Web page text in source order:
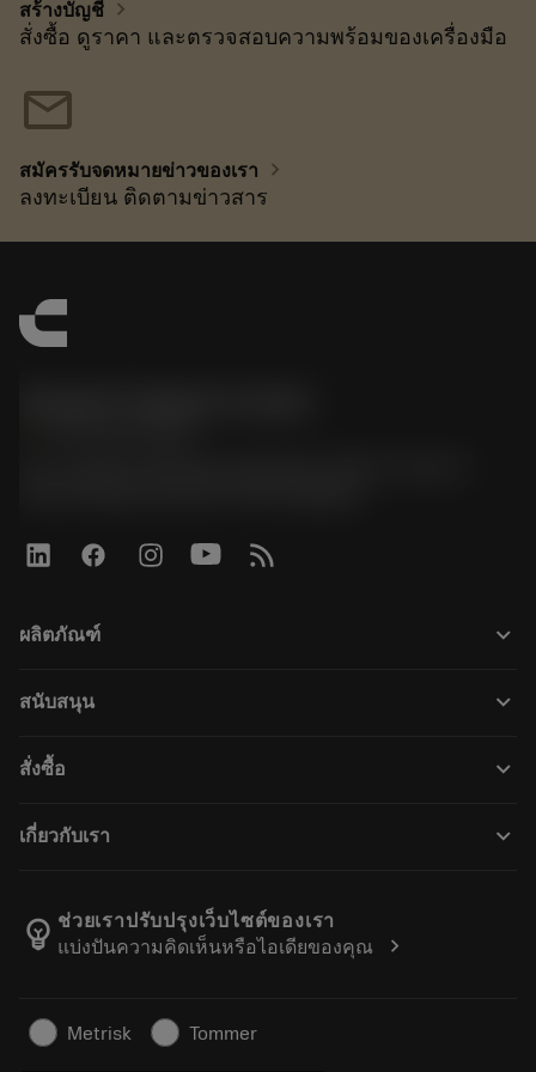
สร้างบัญชี chevron_right
สั่งซื้อ ดูราคา และตรวจสอบความพร้อมของเครื่องมือ
mail
สมัครรับจดหมายข่าวของเรา chevron_right
ลงทะเบียน ติดตามข่าวสาร
ผลิตภัณฑ์ keyboard_arrow_down
Todos os softwares
Reciclagem
Tailor Made
สนับสนุน keyboard_arrow_down
Distribuidores e especialistas
Guias e tutoriais
สั่งซื้อ keyboard_arrow_down
Pedido
Rastreie seu pedido
Faça uma cotação
เกี่ยวกับเรา keyboard_arrow_down
Manufacturing Wellness
Carreira
Artigos
Para a prensa
emoji_objects ช่วยเราปรับปรุงเว็บไซต์ของเรา
แบ่งปันความคิดเห็นหรือไอเดียของคุณ
chevron_right
Metrisk Tommer